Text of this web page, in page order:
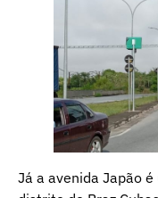
Já a avenida Japão